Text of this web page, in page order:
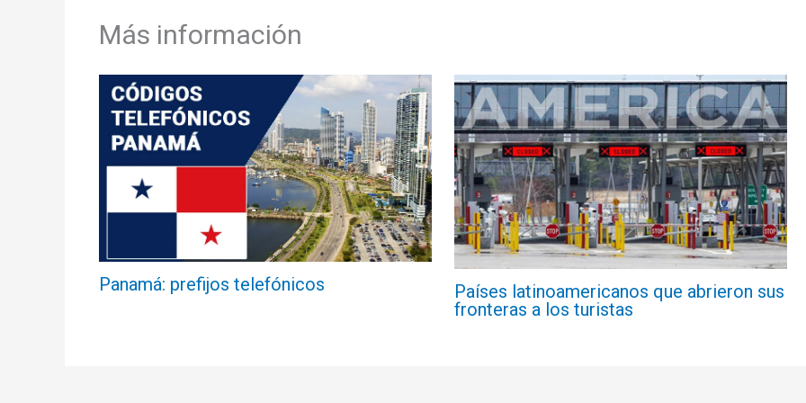
Más información
Panamá: prefijos telefónicos
Países latinoamericanos que abrieron sus
fronteras a los turistas